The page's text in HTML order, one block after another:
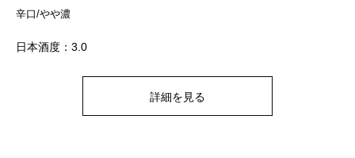
辛口/やや濃
日本酒度：3.0
詳細を見る